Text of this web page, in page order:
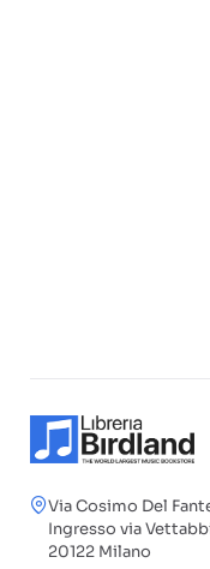
Via Cosimo Del
Ingresso via
20122 Milano